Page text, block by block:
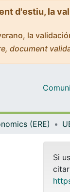
d'estiu, la
la
document
(ERE)
Si